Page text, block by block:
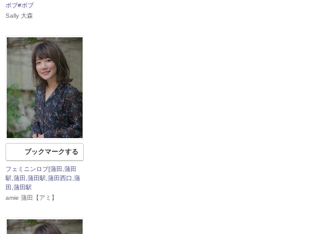
ボブ#ボブ
Sally 大森
ブックマークする
フェミニンロブ[蒲田,蒲田
駅,蒲田,蒲田駅,蒲田西口,蒲
田,蒲田駅
amie 蒲田【アミ】